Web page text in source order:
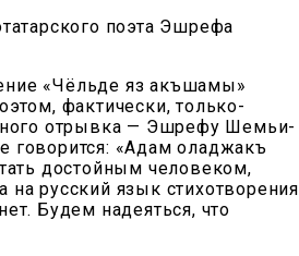
поэта Эшрефа
«Чёльде яз акъшамы»
фактически, только-
отрывка — Эшрефу Шемьи-
говорится: «Адам оладжакъ
достойным человеком,
русский язык стихотворения
Будем надеяться, что